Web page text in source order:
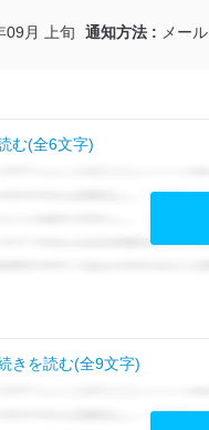
09月 上旬 通知方法 メール
む(全6文字)
きを読む(全9文字)